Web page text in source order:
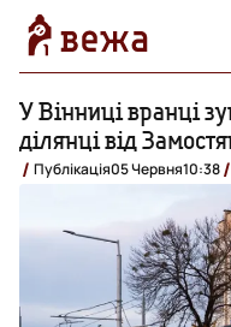
У Вінниці вранці
ділянці від
Публікація05 Червня10:38